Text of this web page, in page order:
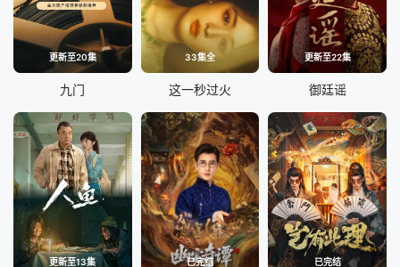
更新至20集
九门
33集全
这一秒过火
更新至22集
御廷谣
更新至13集 已完结 已完结